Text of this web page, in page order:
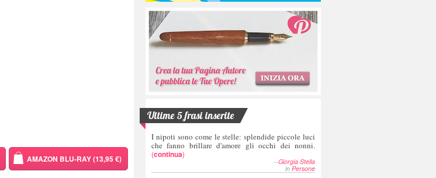
AMAZON BLU-RAY (13,95 €)
Ultime 5 frasi inserite
I nipoti sono come le stelle: splendide piccole luci
che fanno brillare d'amore gli occhi dei nonni.
(continua)
--Giorgia Stella
in Persone